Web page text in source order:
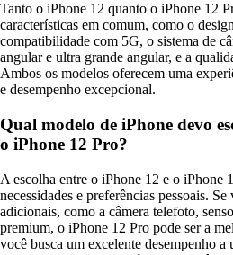
Tanto o iPhone 12 quanto o iPhone 12
características em comum, como o
compatibilidade com 5G, o sistema de
angular e ultra grande angular, e a
Ambos os modelos oferecem uma
e desempenho excepcional.
Qual modelo de iPhone devo
o iPhone 12 Pro?
A escolha entre o iPhone 12 e o iPhone
necessidades e preferências pessoais.
adicionais, como a câmera telefoto,
premium, o iPhone 12 Pro pode ser a
você busca um excelente desempenho a